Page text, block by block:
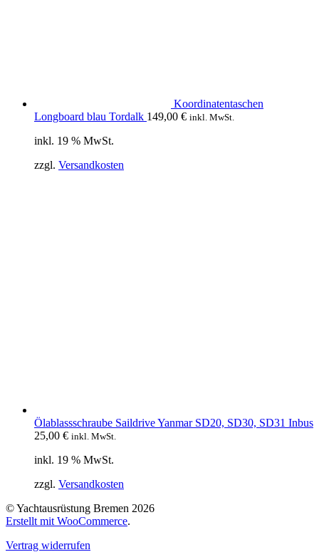
Koordinatentaschen
Longboard blau Tordalk 149,00 € inkl. MwSt.
inkl. 19 % MwSt.
zzgl. Versandkosten
Ölablassschraube Saildrive Yanmar SD20, SD30, SD31 Inbus
25,00 € inkl. MwSt.
inkl. 19 % MwSt.
zzgl. Versandkosten
© Yachtausrüstung Bremen 2026
Erstellt mit WooCommerce.
Vertrag widerrufen